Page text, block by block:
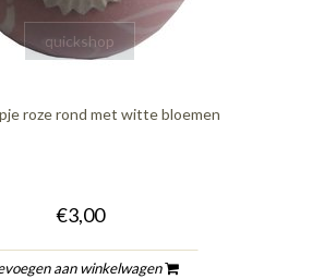
quickshop
roze rond met witte bloemen
€3,00
aan winkelwagen